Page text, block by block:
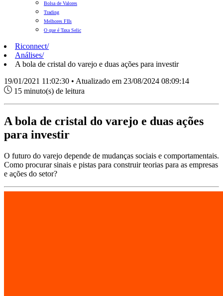
Bolsa de Valores
Trading
Melhores FIIs
O que é Taxa Selic
Riconnect/
Análises/
A bola de cristal do varejo e duas ações para investir
19/01/2021 11:02:30 • Atualizado em 23/08/2024 08:09:14
15 minuto(s) de leitura
A bola de cristal do varejo e duas ações
para investir
O futuro do varejo depende de mudanças sociais e comportamentais.
Como procurar sinais e pistas para construir teorias para as empresas
e ações do setor?